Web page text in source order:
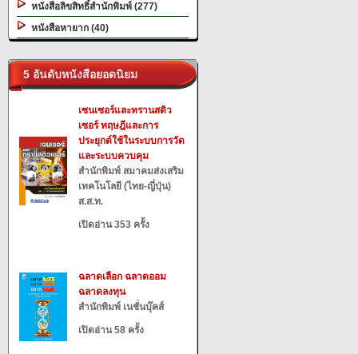
หนังสือลิขสิทธิ์สำนักพิมพ์ (277)
หนังสือหายาก (40)
5 อันดับหนังสือยอดนิยม
เซนเซอร์และทรานสดิว
เซอร์ ทฤษฎีและการ
ประยุกต์ใช้ในระบบการวัด
และระบบควบคุม
สำนักพิมพ์ สมาคมส่งเสริม
เทคโนโลยี (ไทย-ญี่ปุ่น)
ส.ส.ท.
เปิดอ่าน 353 ครั้ง
ฉลาดเลือก ฉลาดออม
ฉลาดลงทุน
สำนักพิมพ์ เนชั่นบุ๊คส์
เปิดอ่าน 58 ครั้ง